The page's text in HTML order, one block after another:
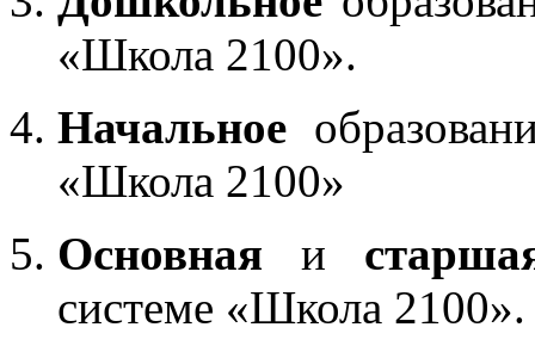
«Школа 2100».
Начальное
«Школа 2100»
Основная и
системе «Школа 2100».